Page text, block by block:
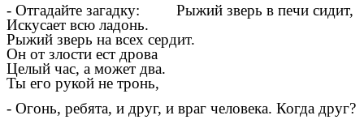
- Отгадайте загадку: Рыжий зверь в печи сидит,
Искусает всю ладонь.
Рыжий зверь на всех сердит.
Он от злости ест дрова
Целый час, а может два.
Ты его рукой не тронь,
- Огонь, ребята, и друг, и враг человека. Когда друг?